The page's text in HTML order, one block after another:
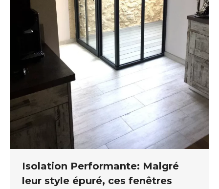
Isolation Performante: Malgré
leur style épuré, ces fenêtres